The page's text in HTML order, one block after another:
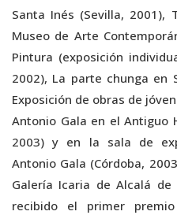
Santa Inés (Sevilla, 2001),
Museo de Arte
Pintura (exposición
2002), La parte chunga en
Exposición de obras de
Antonio Gala en el Antiguo
2003) y en la sala de
Antonio Gala (Córdoba,
Galería Icaria de Alcalá de
recibido el primer